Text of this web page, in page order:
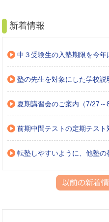
新着情報
中３受験生の入塾期限を今年
塾の先生を対象にした学校説
夏期講習会のご案内（7/27～
前期中間テストの定期テス
転塾しやすいように、他塾